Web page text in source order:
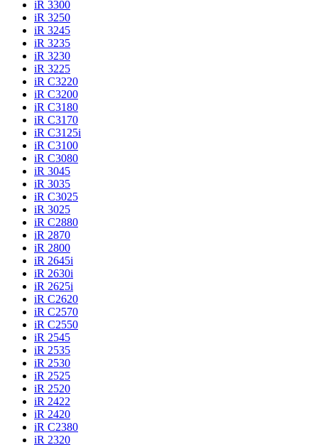
iR 3300
iR 3250
iR 3245
iR 3235
iR 3230
iR 3225
iR C3220
iR C3200
iR C3180
iR C3170
iR C3125i
iR C3100
iR C3080
iR 3045
iR 3035
iR C3025
iR 3025
iR C2880
iR 2870
iR 2800
iR 2645i
iR 2630i
iR 2625i
iR C2620
iR C2570
iR C2550
iR 2545
iR 2535
iR 2530
iR 2525
iR 2520
iR 2422
iR 2420
iR C2380
iR 2320